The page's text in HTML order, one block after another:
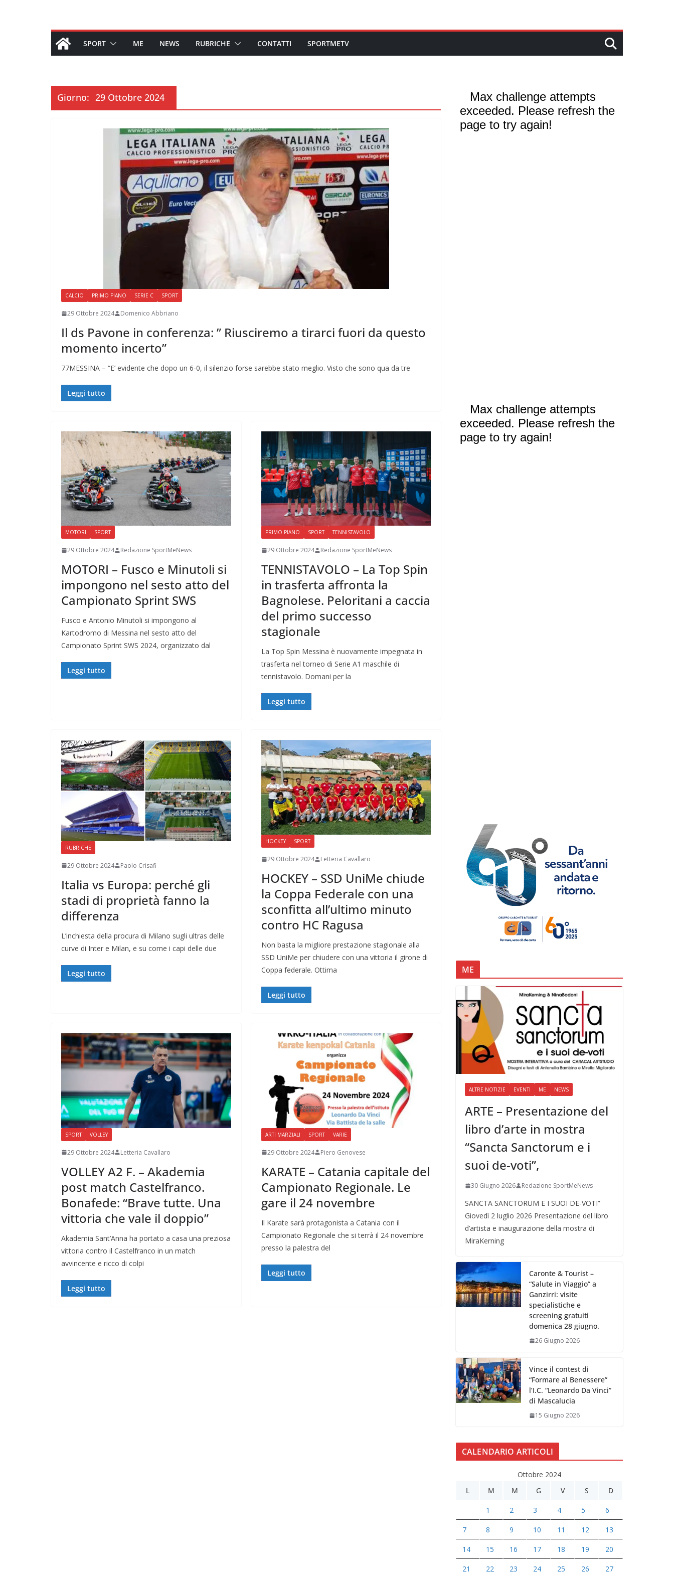
SPORT ME NEWS RUBRICHE CONTATTI SPORTMETV
Giorno: 29 Ottobre 2024
CALCIO PRIMO PIANO SERIE C SPORT
29 Ottobre 2024 Domenico Abbriano
Il ds Pavone in conferenza: ” Riusciremo a tirarci fuori da questo
momento incerto”
77MESSINA – “E’ evidente che dopo un 6-0, il silenzio forse sarebbe stato meglio. Visto che sono qua da tre
Leggi tutto
MOTORI SPORT
29 Ottobre 2024 Redazione SportMeNews
MOTORI – Fusco e Minutoli si
impongono nel sesto atto del
Campionato Sprint SWS
Fusco e Antonio Minutoli si impongono al
Kartodromo di Messina nel sesto atto del
Campionato Sprint SWS 2024, organizzato dal
Leggi tutto
PRIMO PIANO SPORT TENNISTAVOLO
29 Ottobre 2024 Redazione SportMeNews
TENNISTAVOLO – La Top Spin
in trasferta affronta la
Bagnolese. Peloritani a caccia
del primo successo
stagionale
La Top Spin Messina è nuovamente impegnata in
trasferta nel torneo di Serie A1 maschile di
tennistavolo. Domani per la
Leggi tutto
RUBRICHE
29 Ottobre 2024 Paolo Crisafi
Italia vs Europa: perché gli
stadi di proprietà fanno la
differenza
L’inchiesta della procura di Milano sugli ultras delle
curve di Inter e Milan, e su come i capi delle due
Leggi tutto
HOCKEY SPORT
29 Ottobre 2024 Letteria Cavallaro
HOCKEY – SSD UniMe chiude
la Coppa Federale con una
sconfitta all’ultimo minuto
contro HC Ragusa
Non basta la migliore prestazione stagionale alla
SSD UniMe per chiudere con una vittoria il girone di
Coppa federale. Ottima
Leggi tutto
SPORT VOLLEY
29 Ottobre 2024 Letteria Cavallaro
VOLLEY A2 F. – Akademia
post match Castelfranco.
Bonafede: “Brave tutte. Una
vittoria che vale il doppio”
Akademia Sant’Anna ha portato a casa una preziosa
vittoria contro il Castelfranco in un match
avvincente e ricco di colpi
Leggi tutto
ARTI MARZIALI SPORT VARIE
29 Ottobre 2024 Piero Genovese
KARATE – Catania capitale del
Campionato Regionale. Le
gare il 24 novembre
Il Karate sarà protagonista a Catania con il
Campionato Regionale che si terrà il 24 novembre
presso la palestra del
Leggi tutto
ME
ALTRE NOTIZIE EVENTI ME NEWS
ARTE – Presentazione del
libro d’arte in mostra
“Sancta Sanctorum e i
suoi de-voti”,
30 Giugno 2026 Redazione SportMeNews
SANCTA SANCTORUM E I SUOI DE-VOTI”
Giovedì 2 luglio 2026 Presentazione del libro
d’artista e inaugurazione della mostra di
MiraKerning
Caronte & Tourist –
“Salute in Viaggio” a
Ganzirri: visite
specialistiche e
screening gratuiti
domenica 28 giugno.
26 Giugno 2026
Vince il contest di
“Formare al Benessere”
l’I.C. “Leonardo Da Vinci”
di Mascalucia
15 Giugno 2026
CALENDARIO ARTICOLI
Ottobre 2024
L
M M G V S D
1 2 3 4 5 6
7 8 9 10 11 12 13
14 15 16 17 18 19 20
21 22 23 24 25 26 27